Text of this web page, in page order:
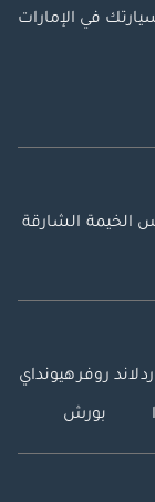
في الإمارات
الخيمة الشارقة
لاند روفرهيونداي
بورش